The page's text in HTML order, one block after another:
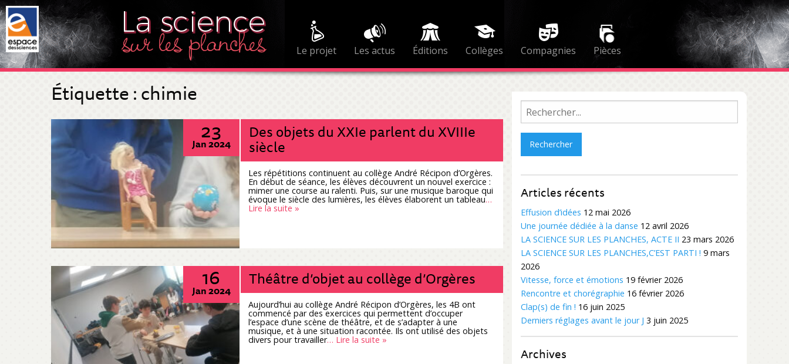
Le projet Les actus Éditions Collèges Compagnies Pièces
Étiquette :chimie
23
Jan 2024
Des objets du XXIe parlent du XVIIIe
siècle
Les répétitions continuent au collège André Récipon d’Orgères.
En début de séance, les élèves découvrent un nouvel exercice :
mimer une course au ralenti. Puis, sur une musique baroque qui
évoque le siècle des lumières, les élèves élaborent un tableau…
Lire la suite »
16
Jan 2024
Théâtre d’objet au collège d’Orgères
Aujourd’hui au collège André Récipon d’Orgères, les 4B ont
commencé par des exercices qui permettent d’occuper
l’espace d’une scène de théâtre, et de s’adapter à une
musique, et à une situation racontée. Ils ont utilisé des objets
divers pour travailler… Lire la suite »
Rechercher :
Articles récents
Effusion d’idées 12 mai 2026
Une journée dédiée à la danse 12 avril 2026
LA SCIENCE SUR LES PLANCHES, ACTE II 23 mars 2026
LA SCIENCE SUR LES PLANCHES,C’EST PARTI ! 9 mars
2026
Vitesse, force et émotions 19 février 2026
Rencontre et chorégraphie 16 février 2026
Clap(s) de fin ! 16 juin 2025
Derniers réglages avant le jour J 3 juin 2025
Archives